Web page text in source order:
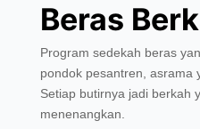
Beras
Program sedekah beras
pondok pesantren, asrama
Setiap butirnya jadi berkah
menenangkan.